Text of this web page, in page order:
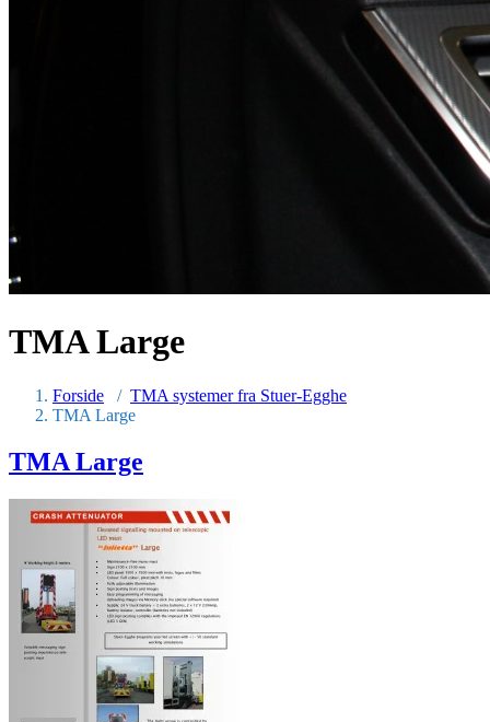
TMA Large
Forside / TMA systemer fra Stuer-Egghe
TMA Large
TMA Large